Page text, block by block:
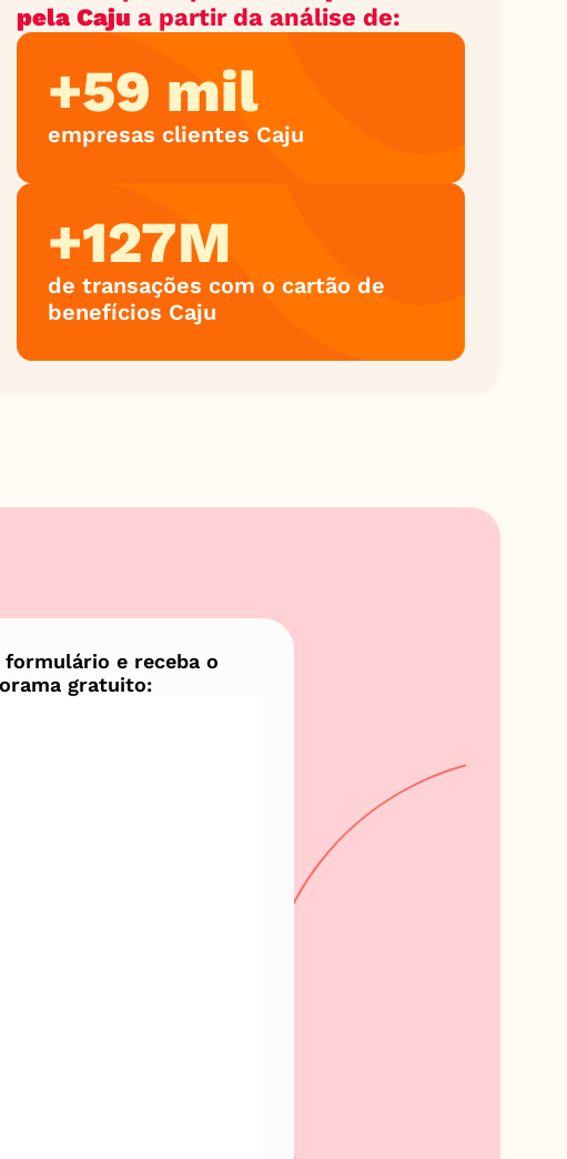
pela Caju a partir da análise de:
+59 mil
empresas clientes Caju
+127M
de transações com o cartão de
benefícios Caju
formulário e receba o
gratuito: